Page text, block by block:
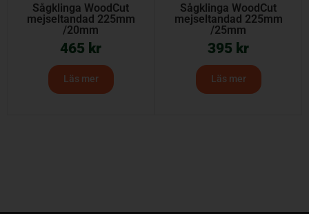
Sågklinga WoodCut
mejseltandad 225mm
/20mm
465 kr
Läs mer
Sågklinga WoodCut
mejseltandad 225mm
/25mm
395 kr
Läs mer